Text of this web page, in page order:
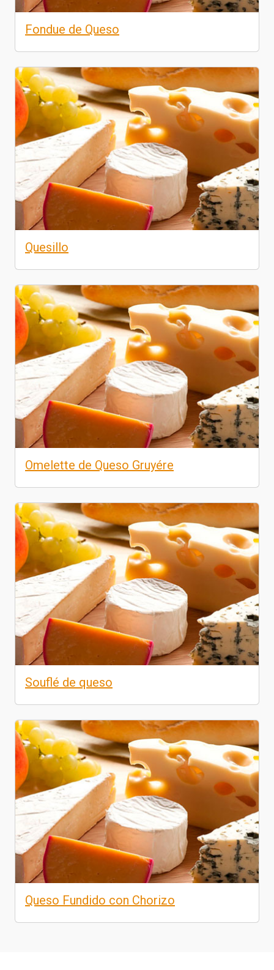
Fondue de Queso
Quesillo
Omelette de Queso Gruyére
Souflé de queso
Queso Fundido con Chorizo